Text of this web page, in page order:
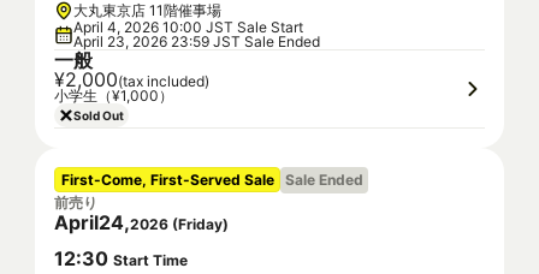
大丸東京店 11階催事場
April 4, 2026 10:00 JST Sale Start
April 23, 2026 23:59 JST Sale Ended
一般
¥2,000(tax included)
小学生（¥1,000）
Sold Out
First-Come, First-Served Sale Sale Ended
前売り
April24,2026 (Friday)
12:30 Start Time